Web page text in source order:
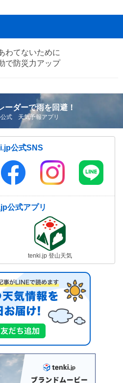
わてないために
で防災力アップ
ーダーで雨を回避！
式 天気予報アプリ
公式SNS
公式アプリ
tenki.jp 登山天気